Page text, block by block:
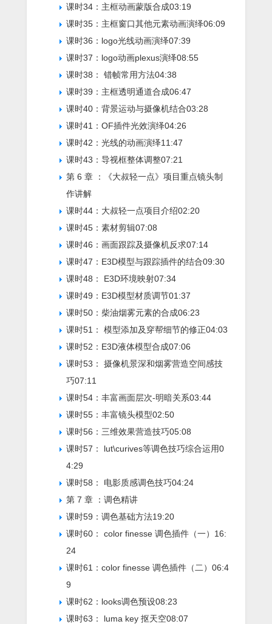
课时34：主框动画蒙版合成03:19
课时35：主框窗口其他元素动画演绎06:09
课时36：logo光线动画演绎07:39
课时37：logo动画plexus演绎08:55
课时38： 错帧常用方法04:38
课时39：主框透明通道合成06:47
课时40：背景运动与摄像机结合03:28
课时41：OF插件光效演绎04:26
课时42：光线的动画演绎11:47
课时43：导视框整体调整07:21
第 6 章 ：《大叔轻一点》项目重点镜头制
作讲解
课时44：大叔轻一点项目介绍02:20
课时45：素材剪辑07:08
课时46：画面跟踪及摄像机反求07:14
课时47：E3D模型与跟踪插件的结合09:30
课时48： E3D环境映射07:34
课时49：E3D模型材质调节01:37
课时50：柴油烟雾元素的合成06:23
课时51： 模型添加及穿帮细节的修正04:03
课时52：E3D液体模型合成07:06
课时53： 摄像机景深和烟雾营造空间感技
巧07:11
课时54：丰富画面层次-明暗关系03:44
课时55：丰富镜头模型02:50
课时56：三维效果营造技巧05:08
课时57： lut\curives等调色技巧综合运用0
4:29
课时58： 电影质感调色技巧04:24
第 7 章 ：调色精讲
课时59：调色基础方法19:20
课时60： color finesse 调色插件（一） 16:
24
课时61：color finesse 调色插件（二） 06:4
9
课时62：looks调色预设08:23
课时63： luma key 抠天空08:07